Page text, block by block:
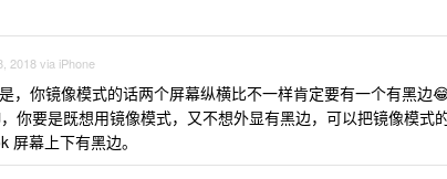
2018 via iPhone
，你镜像模式的话两个屏幕纵横比不一样肯定要有一个有黑边
你要是既想用镜像模式，又不想外显有黑边，可以把镜像模式
屏幕上下有黑边。